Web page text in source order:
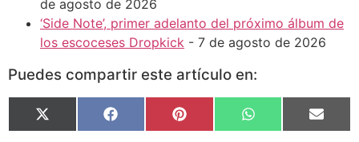
de agosto de 2026
‘Side Note’, primer adelanto del próximo álbum de
los escoceses Dropkick - 7 de agosto de 2026
Puedes compartir este artículo en:
X
(Twitter)
Facebook Pinterest WhatsApp Email